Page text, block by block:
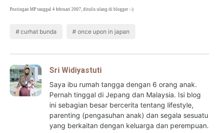
Postingan MP tanggal 4 februari 2007, ditulis ulang di blogger :-)
curhat bunda once upon in japan
Sri Widiyastuti
Saya ibu rumah tangga dengan 6 orang anak.
Pernah tinggal di Jepang dan Malaysia. Isi blog
ini sebagian besar bercerita tentang lifestyle,
parenting (pengasuhan anak) dan segala sesuatu
yang berkaitan dengan keluarga dan perempuan.